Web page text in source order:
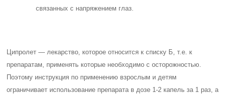
связанных с напряжением глаз.
Ципролет — лекарство, которое относится ксписку Б, т.е. к
препаратам, применять которые необходимо с осторожностью.
Поэтому инструкция по применению взрослым и детям
ограничивает использование препарата в дозе 1-2 капель за 1 раз, а